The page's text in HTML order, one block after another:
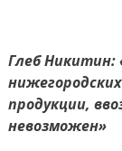
Глеб
продукции,
невозможен»